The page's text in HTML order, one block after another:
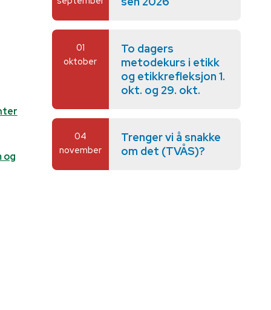
og
01
oktober
To dagers
metodekurs i etikk
og etikkrefleksjon 1.
okt. og 29. okt.
04
november
Trenger vi å snakke
om det (TVÅS)?